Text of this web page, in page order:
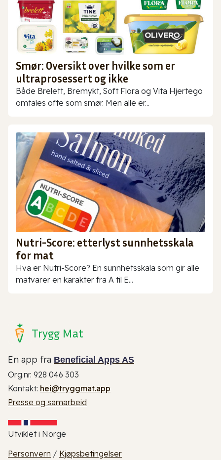
Smør: Oversikt over hvilke som er
ultraprosessert og ikke
Både Brelett, Bremykt, Soft Flora og Vita Hjertego
omtales ofte som smør. Men alle er...
Nutri-Score: etterlyst sunnhetsskala
for mat
Hva er Nutri-Score? En sunnhetsskala som gir alle
matvarer en karakter fra A til E...
Trygg Mat
En app fra Beneficial Apps AS
Org.nr. 928 046 303
Kontakt: hei@tryggmat.app
Presse og samarbeid
Utviklet i Norge
Personvern / Kjøpsbetingelser